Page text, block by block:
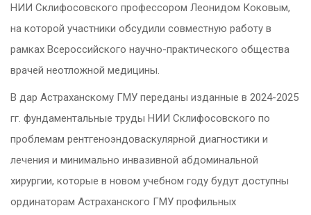
НИИ Склифосовского профессором Леонидом Коковым,
на которой участники обсудили совместную работу в
рамках Всероссийского научно-практического общества
врачей неотложной медицины.
В дар Астраханскому ГМУ переданы изданные в 2024-2025
гг. фундаментальные труды НИИ Склифосовского по
проблемам рентгеноэндоваскулярной диагностики и
лечения и минимально инвазивной абдоминальной
хирургии, которые в новом учебном году будут доступны
ординаторам Астраханского ГМУ профильных